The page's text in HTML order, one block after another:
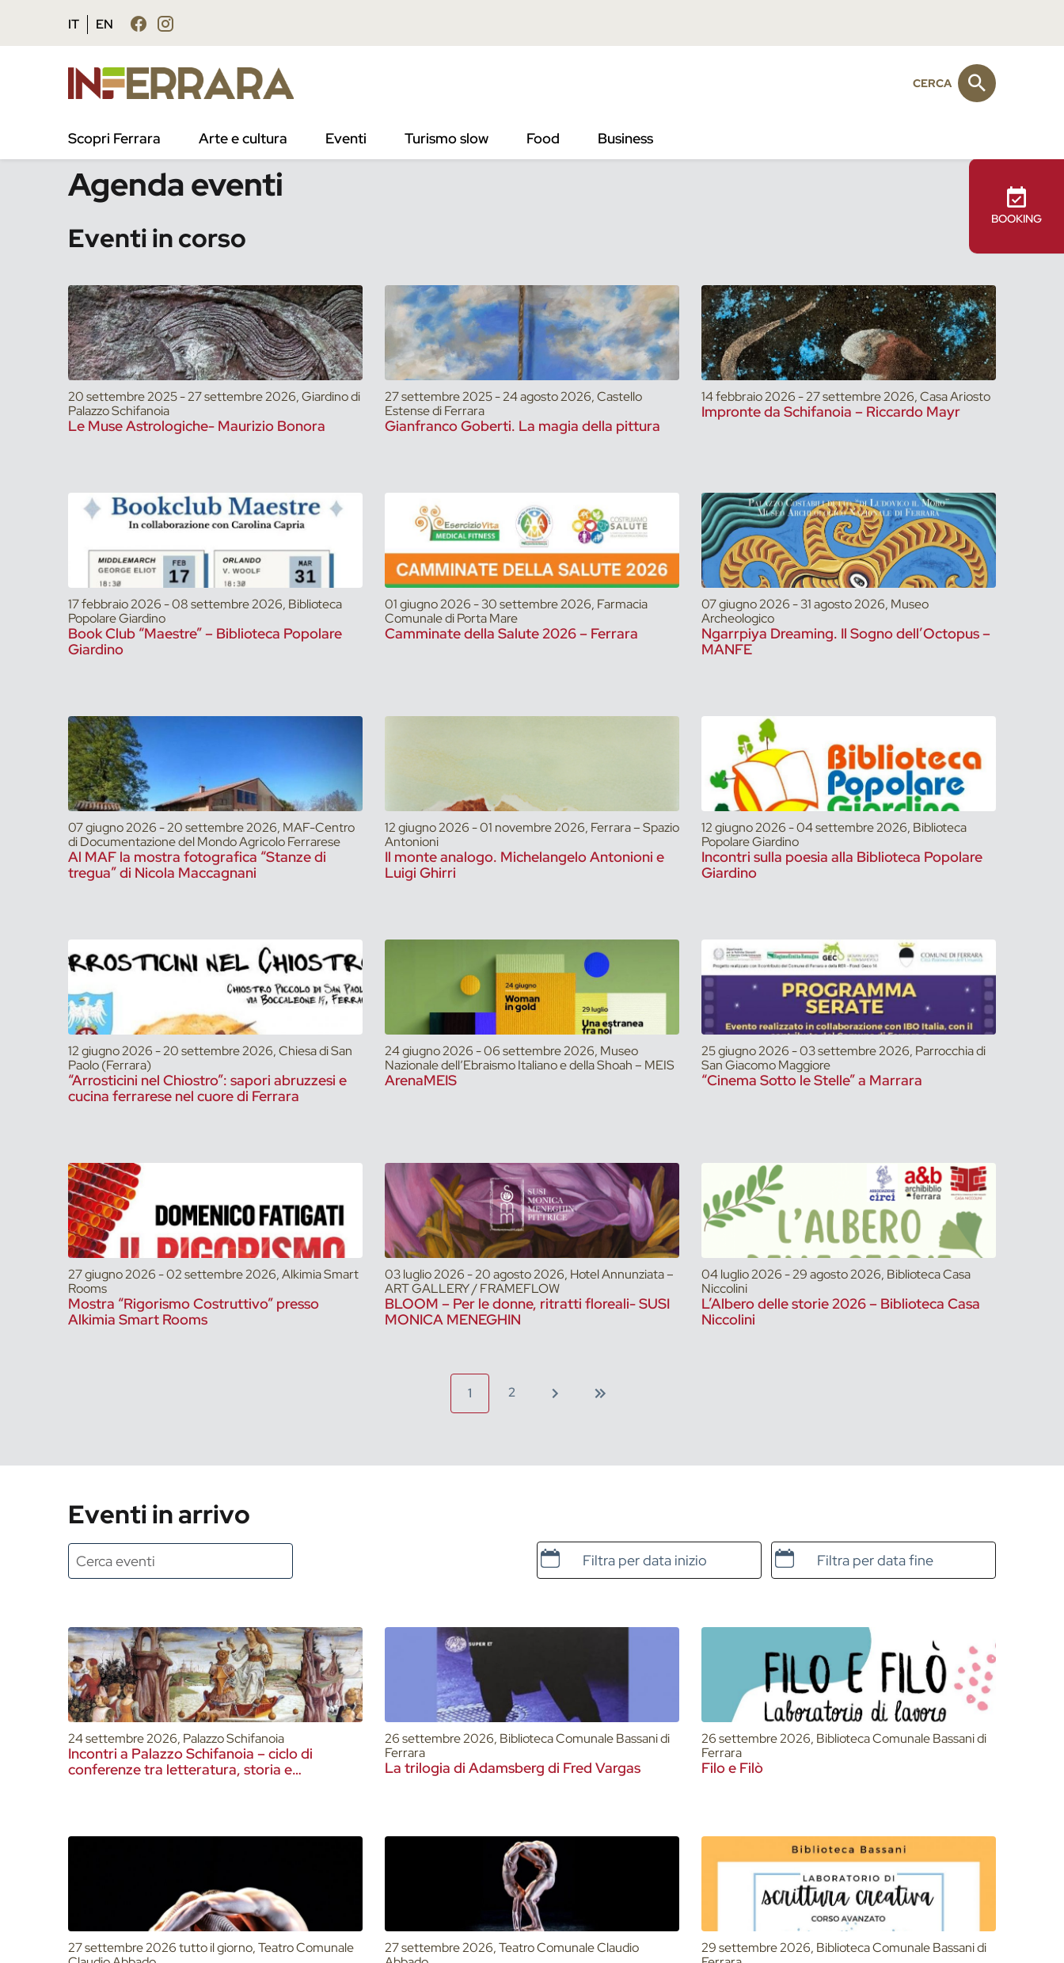
Vai al contenuto principale
Vai al footer
IT EN
BOOKING
CERCA
Scopri Ferrara Arte e cultura Eventi Turismo slow Food Business
/ Eventi
Agenda eventi
Eventi in corso
20 settembre 2025 - 27 settembre 2026, Giardino di
Palazzo Schifanoia
Le Muse Astrologiche- Maurizio Bonora
27 settembre 2025 - 24 agosto 2026, Castello
Estense di Ferrara
Gianfranco Goberti. La magia della pittura
14 febbraio 2026 - 27 settembre 2026, Casa Ariosto
Impronte da Schifanoia – Riccardo Mayr
17 febbraio 2026 - 08 settembre 2026, Biblioteca
Popolare Giardino
Book Club “Maestre” – Biblioteca Popolare
Giardino
01 giugno 2026 - 30 settembre 2026, Farmacia
Comunale di Porta Mare
Camminate della Salute 2026 – Ferrara
07 giugno 2026 - 31 agosto 2026, Museo
Archeologico
Ngarrpiya Dreaming. Il Sogno dell’Octopus –
MANFE
07 giugno 2026 - 20 settembre 2026, MAF-Centro
di Documentazione del Mondo Agricolo Ferrarese
Al MAF la mostra fotografica “Stanze di
tregua” di Nicola Maccagnani
12 giugno 2026 - 01 novembre 2026, Ferrara – Spazio
Antonioni
Il monte analogo. Michelangelo Antonioni e
Luigi Ghirri
12 giugno 2026 - 04 settembre 2026, Biblioteca
Popolare Giardino
Incontri sulla poesia alla Biblioteca Popolare
Giardino
12 giugno 2026 - 20 settembre 2026, Chiesa di San
Paolo (Ferrara)
“Arrosticini nel Chiostro”: sapori abruzzesi e
cucina ferrarese nel cuore di Ferrara
24 giugno 2026 - 06 settembre 2026, Museo
Nazionale dell’Ebraismo Italiano e della Shoah – MEIS
ArenaMEIS
25 giugno 2026 - 03 settembre 2026, Parrocchia di
San Giacomo Maggiore
“Cinema Sotto le Stelle” a Marrara
27 giugno 2026 - 02 settembre 2026, Alkimia Smart
Rooms
Mostra “Rigorismo Costruttivo” presso
Alkimia Smart Rooms
03 luglio 2026 - 20 agosto 2026, Hotel Annunziata –
ART GALLERY / FRAMEFLOW
BLOOM – Per le donne, ritratti floreali- SUSI
MONICA MENEGHIN
04 luglio 2026 - 29 agosto 2026, Biblioteca Casa
Niccolini
L’Albero delle storie 2026 – Biblioteca Casa
Niccolini
1 2
Eventi in arrivo
Data e ora di inizio Data e ora di fine
24 settembre 2026, Palazzo Schifanoia
Incontri a Palazzo Schifanoia – ciclo di
conferenze tra letteratura, storia e
26 settembre 2026, Biblioteca Comunale Bassani di
Ferrara
La trilogia di Adamsberg di Fred Vargas
26 settembre 2026, Biblioteca Comunale Bassani di
Ferrara
Filo e Filò
27 settembre 2026 tutto il giorno, Teatro Comunale
27 settembre 2026, Teatro Comunale Claudio
29 settembre 2026, Biblioteca Comunale Bassani di